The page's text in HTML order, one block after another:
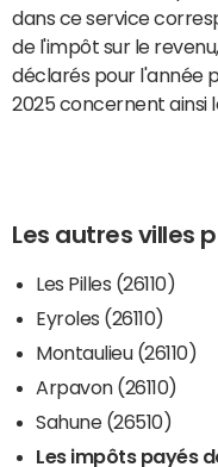
dans ce service
de l'impôt sur le
déclarés pour l'année
2025 concernent ainsi
Les autres villes
Les Pilles (26110)
Eyroles (26110)
Montaulieu (26110)
Arpavon (26110)
Sahune (26510)
Les impôts payés